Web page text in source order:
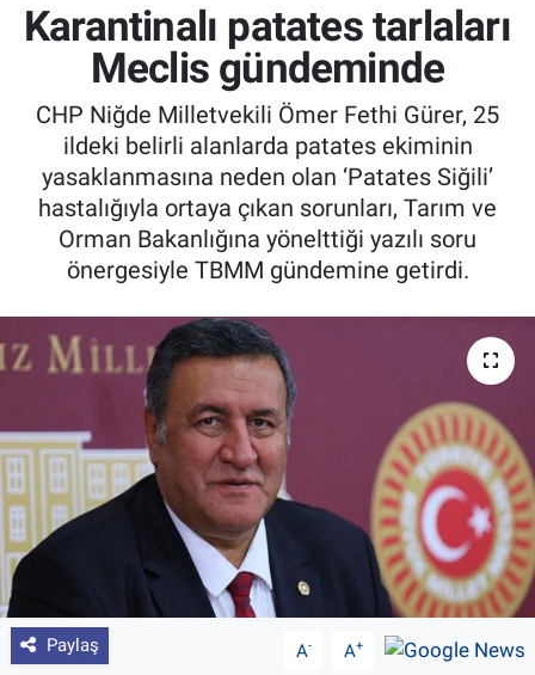
Karantinalı patates tarlaları
Meclis gündeminde
CHP Niğde Milletvekili Ömer Fethi Gürer, 25
ildeki belirli alanlarda patates ekiminin
yasaklanmasına neden olan ‘Patates Siğili’
hastalığıyla ortaya çıkan sorunları, Tarım ve
Orman Bakanlığına yönelttiği yazılı soru
önergesiyle TBMM gündemine getirdi.
Paylaş A- A+
Tarımsal Destekler
Tarım Bakanlığı
TZOB
Tarım Kredi Kooperatifleri
Pankobirlik
Et fiyatları
Tarım Bilgisi
Yetiştirici Soruyor
Dünyada Tarım
Üretici Birlikleri
Şeker ve Şekerli Mamüller
Tüm Manşetler
Son Dakika Haberleri
Haber Arşivi